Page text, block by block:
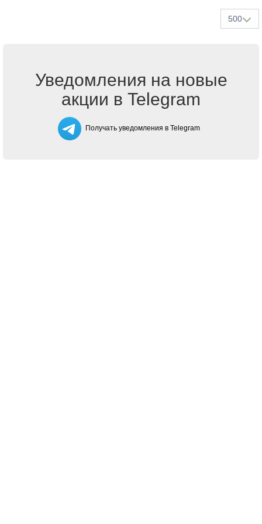
500
Уведомления на новые
акции в Telegram
Получать уведомления в Telegram